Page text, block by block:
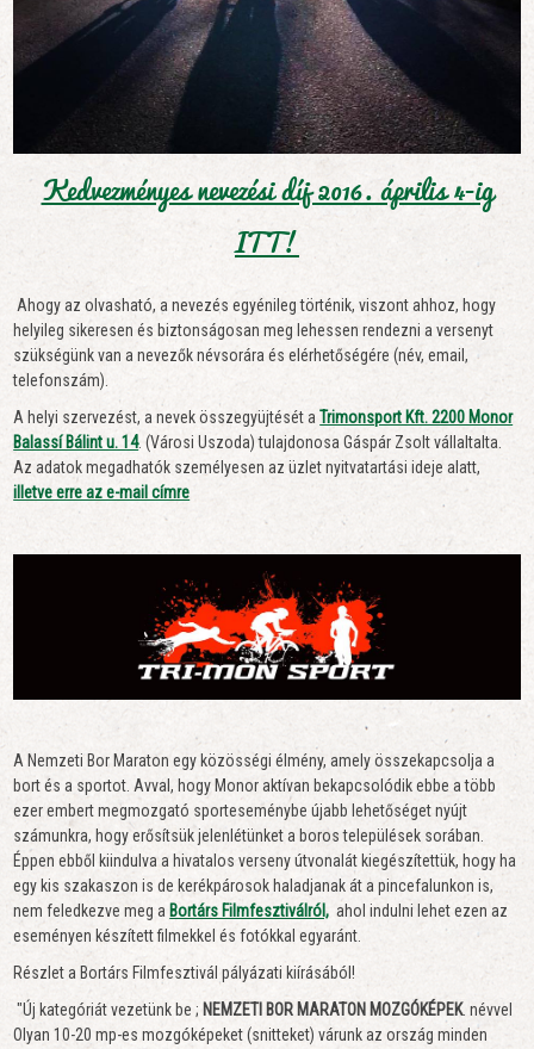
Kedvezményes nevezési díj 2016. április 4-ig
ITT!
Ahogy az olvasható, a nevezés egyénileg történik, viszont ahhoz, hogy
helyileg sikeresen és biztonságosan meg lehessen rendezni a versenyt
szükségünk van a nevezők névsorára és elérhetőségére (név, email,
telefonszám).
A helyi szervezést, a nevek összegyüjtését aTrimonsport Kft. 2200 Monor
Balassí Bálint u. 14. (Városi Uszoda) tulajdonosa Gáspár Zsolt vállaltalta.
Az adatok megadhatók személyesen az üzlet nyitvatartási ideje alatt,
illetve erre az e-mail címre
A Nemzeti Bor Maraton egy közösségi élmény, amely összekapcsolja a
bort és a sportot. Avval, hogy Monor aktívan bekapcsolódik ebbe a több
ezer embert megmozgató sporteseménybe újabb lehetőséget nyújt
számunkra, hogy erősítsük jelenlétünket a boros települések sorában.
Éppen ebből kiindulva a hivatalos verseny útvonalát kiegészítettük, hogy ha
egy kis szakaszon is de kerékpárosok haladjanak át a pincefalunkon is,
nem feledkezve meg a Bortárs Filmfesztiválról, ahol indulni lehet ezen az
eseményen készített filmekkel és fotókkal egyaránt.
Részlet a Bortárs Filmfesztivál pályázati kiírásából!
"Új kategóriát vezetünk be ; NEMZETI BOR MARATON MOZGÓKÉPEK. névvel
Olyan 10-20 mp-es mozgóképeket (snitteket) várunk az ország minden